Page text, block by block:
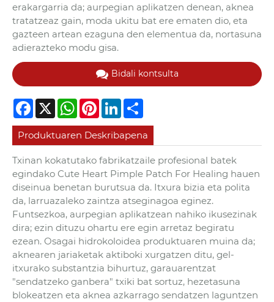
erakargarria da; aurpegian aplikatzen denean, aknea
tratatzeaz gain, moda ukitu bat ere ematen dio, eta
gazteen artean ezaguna den elementua da, nortasuna
adierazteko modu gisa.
Bidali kontsulta
Facebook
X WhatsApp
PinterestLinkedIn
Produktuaren Deskribapena
Txinan kokatutako fabrikatzaile profesional batek
egindako Cute Heart Pimple Patch For Healing hauen
diseinua benetan burutsua da. Itxura bizia eta polita
da, larruazaleko zaintza atseginagoa eginez.
Funtsezkoa, aurpegian aplikatzean nahiko ikusezinak
dira; ezin dituzu ohartu ere egin arretaz begiratu
ezean. Osagai hidrokoloidea produktuaren muina da;
aknearen jariaketak aktiboki xurgatzen ditu, gel-
itxurako substantzia bihurtuz, garauarentzat
"sendatzeko ganbera" txiki bat sortuz, hezetasuna
blokeatzen eta aknea azkarrago sendatzen laguntzen